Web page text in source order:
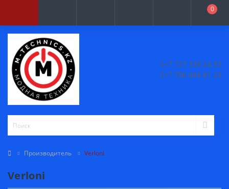
0
+7 727 338 24 93
+7 706 684 81 23
Производитель Verloni
Verloni